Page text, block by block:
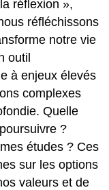
réflexion »,
réfléchissons
notre vie
outil
à enjeux élevés
complexes
Quelle
?
études ? Ces
sur les options
valeurs et de